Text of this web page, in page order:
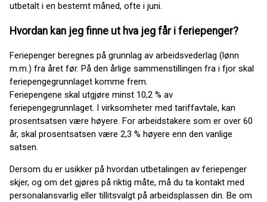
utbetalt i en bestemt måned, ofte i juni.
Hvordan kan jeg finne ut hva jeg får i feriepenger?
Feriepenger beregnes på grunnlag av arbeidsvederlag (lønn
m.m.) fra året før. På den årlige sammenstillingen fra i fjor skal
feriepengegrunnlaget komme frem.
Feriepengene skal utgjøre minst 10,2 % av
feriepengegrunnlaget. I virksomheter med tariffavtale, kan
prosentsatsen være høyere. For arbeidstakere som er over 60
år, skal prosentsatsen være 2,3 % høyere enn den vanlige
satsen.
Dersom du er usikker på hvordan utbetalingen av feriepenger
skjer, og om det gjøres på riktig måte, må du ta kontakt med
personalansvarlig eller tillitsvalgt på arbeidsplassen din. Be om